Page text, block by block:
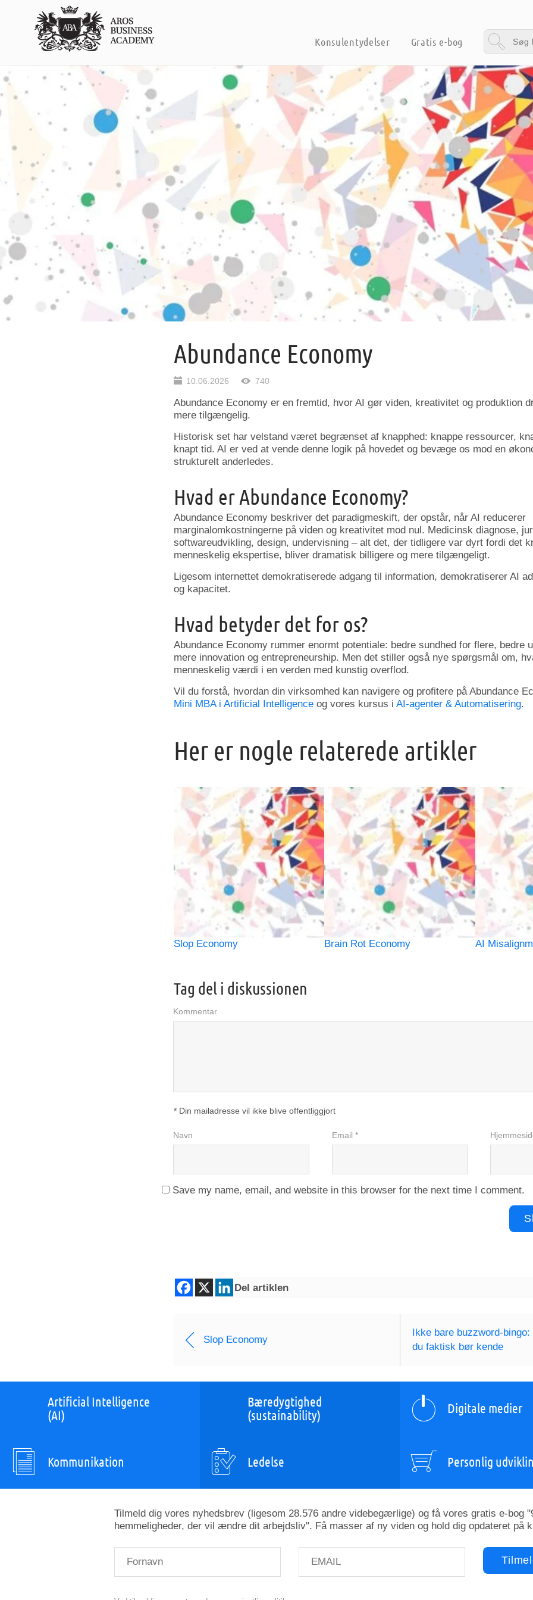
Konsulentydelser Gratis e-bog
Abundance Economy
10.06.2026 740
Abundance Economy er en fremtid, hvor AI gør viden, kreativitet og produktion
mere tilgængelig.
Historisk set har velstand været begrænset af knapphed: knappe ressourcer,
knapt tid. AI er ved at vende denne logik på hovedet og bevæge os mod en
strukturelt anderledes.
Hvad er Abundance Economy?
Abundance Economy beskriver det paradigmeskift, der opstår, når AI reducerer
marginalomkostningerne på viden og kreativitet mod nul. Medicinsk diagnose,
softwareudvikling, design, undervisning – alt det, der tidligere var dyrt fordi det
menneskelig ekspertise, bliver dramatisk billigere og mere tilgængeligt.
Ligesom internettet demokratiserede adgang til information, demokratiserer AI
og kapacitet.
Hvad betyder det for os?
Abundance Economy rummer enormt potentiale: bedre sundhed for flere, bedre
mere innovation og entrepreneurship. Men det stiller også nye spørgsmål om,
menneskelig værdi i en verden med kunstig overflod.
Vil du forstå, hvordan din virksomhed kan navigere og profitere på Abundance
Mini MBA i Artificial Intelligence og vores kursus i AI-agenter & Automatisering.
Her er nogle relaterede artikler
Slop Economy Brain Rot Economy AI
Tag del i diskussionen
Kommentar
* Din mailadresse vil ikke blive offentliggjort
Navn Email *
Save my name, email, and website in this browser for the next time I comment.
Del artiklen
Slop Economy
Ikke bare buzzword-
du faktisk bør kende
Artificial Intelligence
(AI)
Bæredygtighed
(sustainability)
Digitale medier
Kommunikation Ledelse Personlig
Tilmeld dig vores nyhedsbrev (ligesom 28.576 andre videbegærlige) og få vores gratis e-bog
hemmeligheder, der vil ændre dit arbejdsliv". Få masser af ny viden og hold dig opdateret på